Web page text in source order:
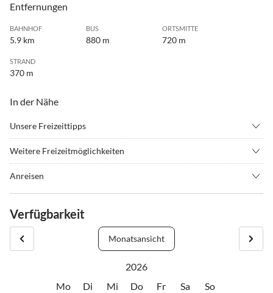
Entfernungen
BAHNHOF
5.9 km
BUS
880 m
ORTSMITTE
720 m
STRAND
370 m
In der Nähe
Unsere Freizeittipps
• Wattwandern
Weitere Freizeitmöglichkeiten
Ausflüge in die Umgebung.
Anreisen
mit der Bahn:
Bahnhof Cuxhaven, Busverbindung Richtung Duhnen
Verfügbarkeit
Monatsansicht
2026
Mo
Di Mi Do Fr Sa So